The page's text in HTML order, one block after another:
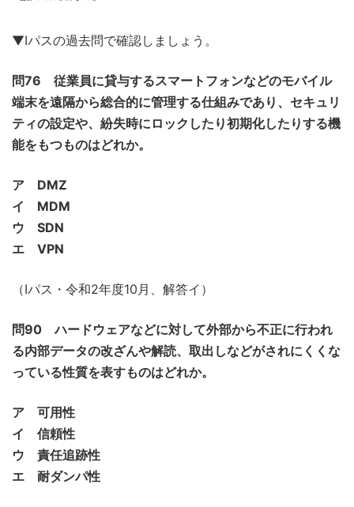
▼Iパスの過去問で確認しましょう。
問76 従業員に貸与するスマートフォンなどのモバイル
端末を遠隔から総合的に管理する仕組みであり、セキュリ
ティの設定や、紛失時にロックしたり初期化したりする機
能をもつものはどれか。
ア DMZ
イ MDM
ウ SDN
エ VPN
（Iパス・令和2年度10月、解答イ）
問90 ハードウェアなどに対して外部から不正に行われ
る内部データの改ざんや解読、取出しなどがされにくくな
っている性質を表すものはどれか。
ア 可用性
イ 信頼性
ウ 責任追跡性
エ 耐ダンパ性